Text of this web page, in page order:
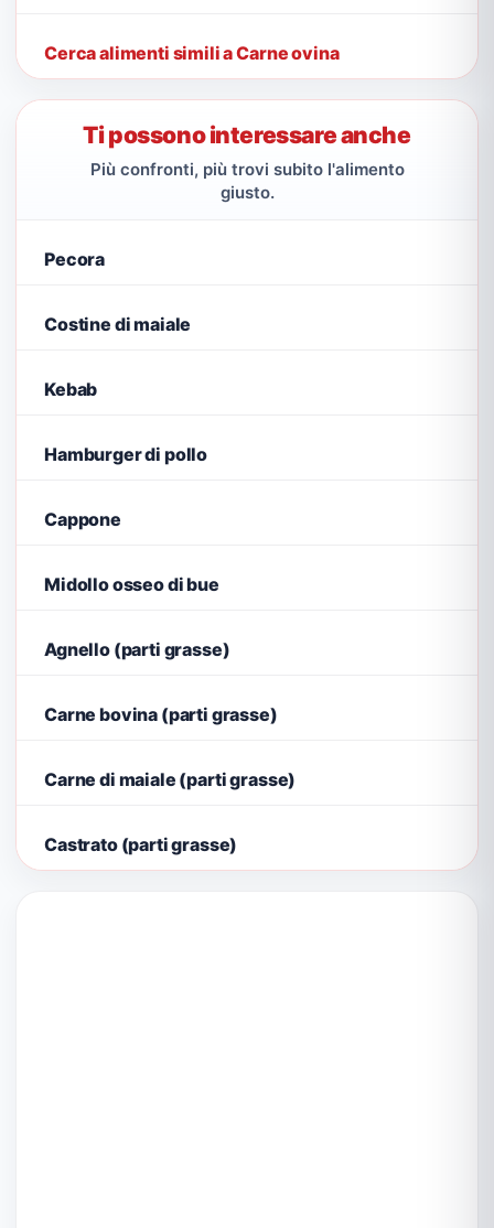
Cerca alimenti simili a Carne ovina
Ti possono interessare anche
Più confronti, più trovi subito l'alimento
giusto.
Pecora
Costine di maiale
Kebab
Hamburger di pollo
Cappone
Midollo osseo di bue
Agnello (parti grasse)
Carne bovina (parti grasse)
Carne di maiale (parti grasse)
Castrato (parti grasse)